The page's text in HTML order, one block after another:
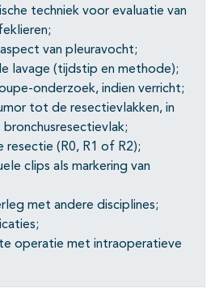
techniek voor evaluatie van
van pleuravocht;
lavage (tijdstip en methode);
onderzoek, indien verricht;
tot de resectievlakken, in
resectie (R0, R1 of R2);
clips als markering van
met andere disciplines;
operatie met intraoperatieve